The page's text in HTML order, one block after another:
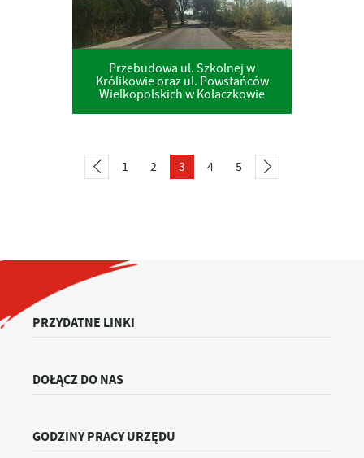
Przebudowa ul. Szkolnej w
Królikowie oraz ul. Powstańców
Wielkopolskich w Kołaczkowie
1 2 3 4 5
PRZYDATNE LINKI
DOŁĄCZ DO NAS
GODZINY PRACY URZĘDU